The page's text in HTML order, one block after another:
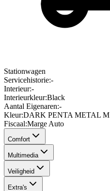
Stationwagen
Servicehistorie:-
Interieur:-
Interieurkleur:Black
Aantal Eigenaren:-
Kleur:DARK PENTA METAL M
Fiscaal:Marge Auto
Comfort
Multimedia
Veiligheid
Extra's